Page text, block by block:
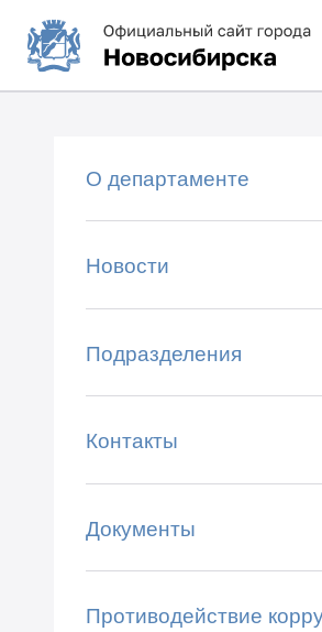
О департаменте
Новости
Подразделения
Контакты
Документы
Противодействие